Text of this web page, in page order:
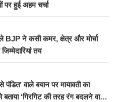
पर हुई अहम चर्चा
BJP ने कसी कमर, क्षेत्र और मोर्चा
तय
वाले बयान पर मायावती का
‘गिरगिट की तरह रंग बदलने वाली